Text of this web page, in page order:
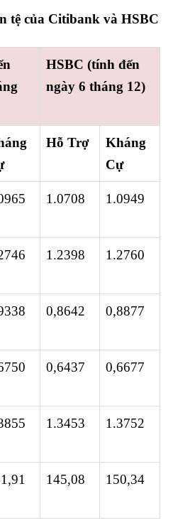
tệ của Citibank và HSBC
HSBC (tính đến
ngày 6 tháng 12)
Hỗ Trợ
Kháng
Cự
1.0708 1.0949
1.2398 1.2760
0,8642 0,8877
0,6437 0,6677
1.3453 1.3752
145,08 150,34